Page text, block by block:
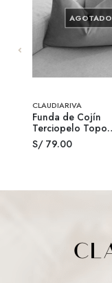
AGOTADO
CLAUDIARIVA
Funda de Cojín
Terciopelo Topo
Rectangular
S/ 79.00